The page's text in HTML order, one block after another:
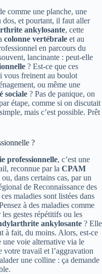
comme une planche, une
dos, et pourtant, il faut aller
ankylosante, cette
colonne vertébrale et au
en parcours du
lancinante : peut-elle
? Est-ce que ces
vous freinent au boulot
ou même une
sociale ? Pas de panique, on
étape, comme si on discutait
mais c’est possible. Prêt
?
professionnelle, c’est une
reconnue par la CPAM
dans certains cas, par un
de Reconnaissance des
maladies sont listées dans
à des maladies comme
gestes répétitifs ou les
ankylosante ? Elle
à fait, du moins. Alors, est-ce
une voie alternative via le
votre travail et l’aggravation
une colline : ça demande